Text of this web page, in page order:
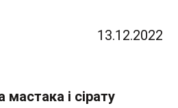
13.12.2022
мастака і сірату